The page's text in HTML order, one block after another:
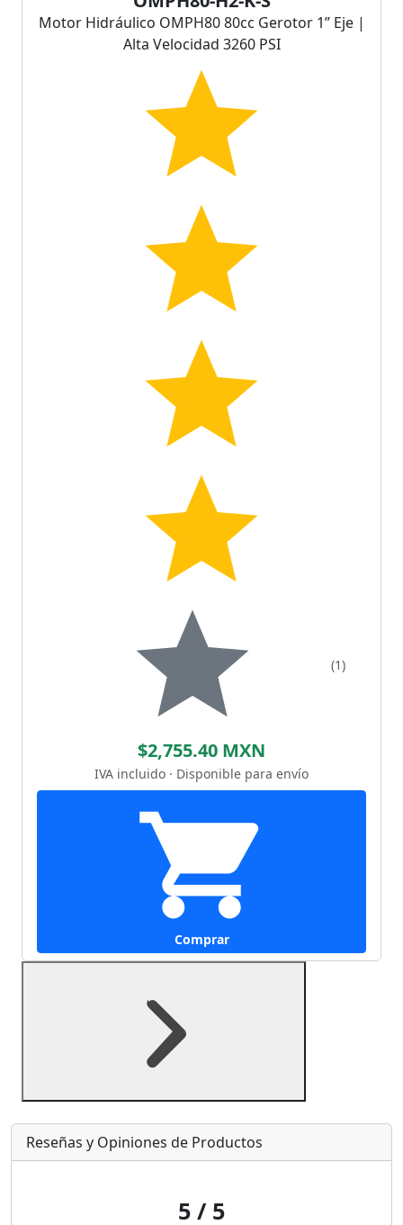
Motor Hidráulico OMPH80 80cc Gerotor 1” Eje |
Alta Velocidad 3260 PSI
(1)
$2,755.40 MXN
IVA incluido · Disponible para envío
Comprar
Reseñas y Opiniones de Productos
5 / 5